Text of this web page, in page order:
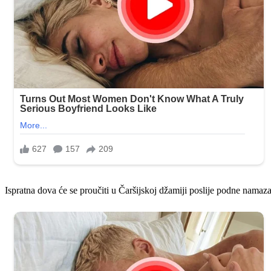
Ispratna dova će se proučiti u Čaršijskoj džamiji poslije podne